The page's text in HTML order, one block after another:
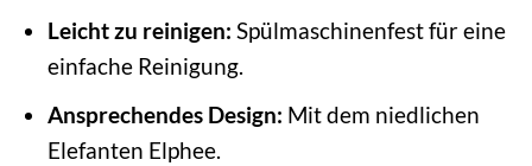
Leicht zu reinigen: Spülmaschinenfest für eine
einfache Reinigung.
Ansprechendes Design: Mit dem niedlichen
Elefanten Elphee.